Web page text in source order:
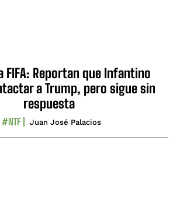
FIFA: Reportan que Infantino
a Trump, pero sigue sin
respuesta
#NTF Juan José Palacios